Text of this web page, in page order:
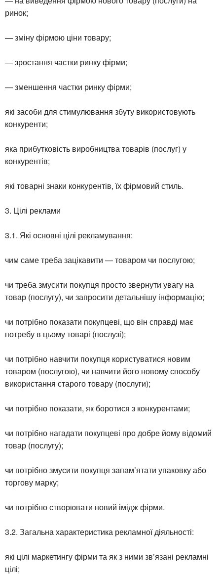
ринок;
— зміну фірмою ціни товару;
— зростання частки ринку фірми;
— зменшення частки ринку фірми;
які засоби для стимулювання збуту використовують
конкуренти;
яка прибутковість виробництва товарів (послуг) у
конкурентів;
які товарні знаки конкурентів, їх фірмовий стиль.
3. Цілі реклами
3.1. Які основні цілі рекламування:
чим саме треба зацікавити — товаром чи послугою;
чи треба змусити покупця просто звернути увагу на
товар (послугу), чи запросити детальнішу інформацію;
чи потрібно показати покупцеві, що він справді має
потребу в цьому товарі (послузі);
чи потрібно навчити покупця користуватися новим
товаром (послугою), чи навчити його новому способу
використання старого товару (послуги);
чи потрібно показати, як боротися з конкурентами;
чи потрібно нагадати покупцеві про добре йому відомий
товар (послугу);
чи потрібно змусити покупця запам’ятати упаковку або
торгову марку;
чи потрібно створювати новий імідж фірми.
3.2. Загальна характеристика рекламної діяльності:
які цілі маркетингу фірми та як з ними зв’язані рекламні
цілі;